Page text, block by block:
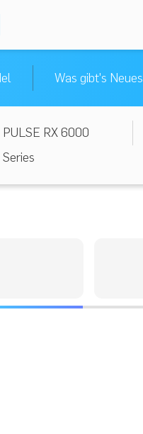
Was gibt's Neues
PULSE RX 6000
Series